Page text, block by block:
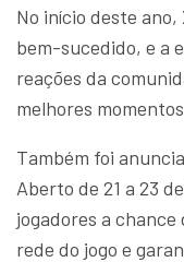
No início deste
bem-sucedido, e a
reações da
melhores
Também foi
Aberto de 21 a 23
jogadores a
rede do jogo e